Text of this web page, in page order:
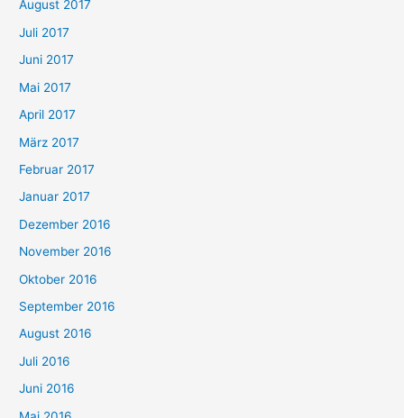
August 2017
Juli 2017
Juni 2017
Mai 2017
April 2017
März 2017
Februar 2017
Januar 2017
Dezember 2016
November 2016
Oktober 2016
September 2016
August 2016
Juli 2016
Juni 2016